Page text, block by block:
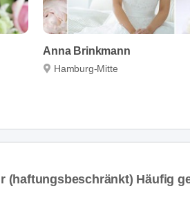
Anna Brinkmann
Hamburg-Mitte
(haftungsbeschränkt) Häufig